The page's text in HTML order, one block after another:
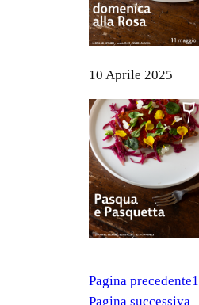
10 Aprile 2025
Pagina precedente1
Pagina successiva